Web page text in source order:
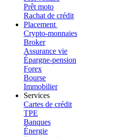
Prêt moto
Rachat de crédit
Placement
Crypto-monnaies
Broker
Assurance vie
Épargne-pension
Forex
Bourse
Immobilier
Services
Cartes de crédit
TPE
Banques
Énergie